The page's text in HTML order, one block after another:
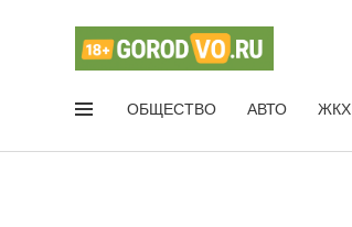
ОБЩЕСТВО АВТО ЖКХ